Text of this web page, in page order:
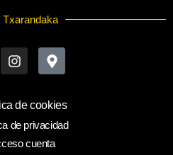
Txarandaka
n
s
g
r
a
m
a
p
a
r
k
e
de cookies
de privacidad
cuenta